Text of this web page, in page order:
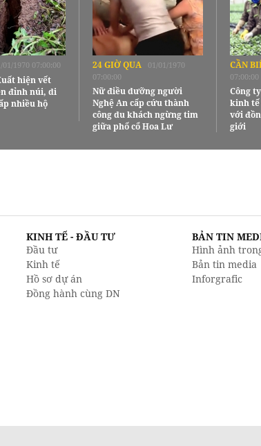
01/1970 07:00:00
hiện vết
đỉnh núi, di
nhiều hộ
24 GIỜ QUA
01/01/1970
07:00:00
Nữ điều dưỡng người
Nghệ An cấp cứu thành
công du khách ngừng tim
giữa phố cổ Hoa Lư
CẦN
07:00:00
Công
kinh tế
với
giới
KINH TẾ - ĐẦU TƯ
Đầu tư
Kinh tế
Hồ sơ dự án
Đồng hành cùng DN
BẢN TIN
Hình ảnh
Bản tin media
Inforgrafic